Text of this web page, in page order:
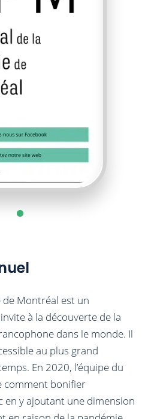
de Montréal est un
à la découverte de la
dans le monde. Il
au plus grand
En 2020, l’équipe du
comment bonifier
en y ajoutant une dimension